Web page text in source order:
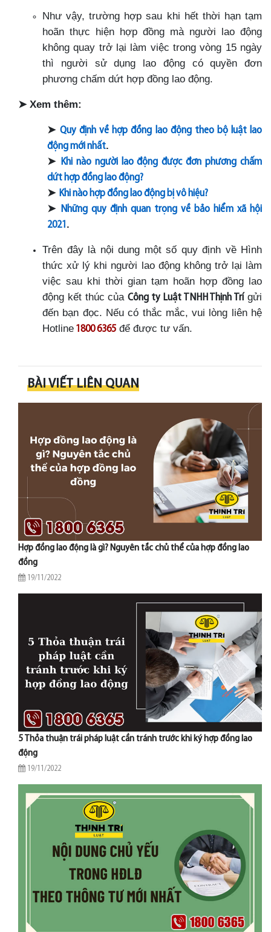
Như vậy, trường hợp sau khi hết thời hạn tạm
hoãn thực hiện hợp đồng mà người lao động
không quay trở lại làm việc trong vòng 15 ngày
thì người sử dụng lao động có quyền đơn
phương chấm dứt hợp đồng lao động.
➤ Xem thêm:
➤Quy định về hợp đồng lao động theo bộ luật lao
động mới nhất.
➤ Khi nào người lao động được đơn phương chấm
dứt hợp đồng lao động?
➤ Khi nào hợp đồng lao động bị vô hiệu?
➤ Những quy định quan trọng về bảo hiểm xã hội
2021 .
Trên đây là nội dung một số quy định về Hình
thức xử lý khi người lao động không trở lại làm
việc sau khi thời gian tạm hoãn hợp đồng lao
động kết thúc củaCông ty Luật TNHH Thịnh Trígửi
đến bạn đọc. Nếu có thắc mắc, vui lòng liên hệ
Hotline 1800 6365 để được tư vấn.
BÀI VIẾT LIÊN QUAN
Hợp đồng lao động là gì? Nguyên tắc chủ thể của hợp đồng lao
đồng
19/11/2022
5 Thỏa thuận trái pháp luật cần tránh trước khi ký hợp đồng lao
động
19/11/2022